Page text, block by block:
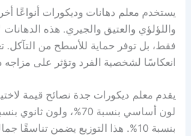
يستخدم معلم دهانات وديكورات أنواعًا
واللؤلؤي والعتيق والجيري. هذه
فقط، بل توفر حماية للأسطح من التآكل.
انعكاسًا لشخصية الفرد وتؤثر على مزاجه
يقدم معلم ديكورات جدة نصائح قيمة
بنسبة 10%. هذا التوزيع يضمن تناسقًا